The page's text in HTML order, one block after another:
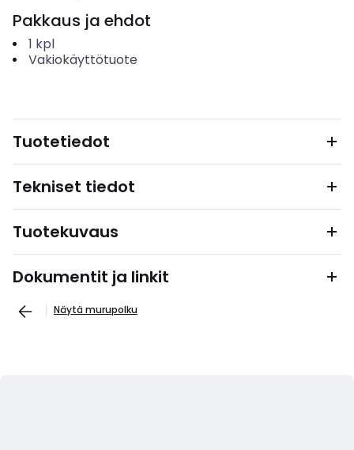
Pakkaus ja ehdot
1 kpl
Vakiokäyttötuote
Tuotetiedot
Tekniset tiedot
Tuotekuvaus
Dokumentit ja linkit
Näytä murupolku